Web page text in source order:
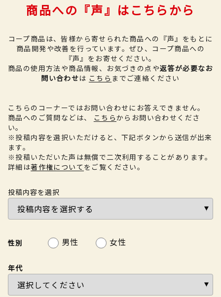
商品への『声』はこちらから
コープ商品は、皆様から寄せられた商品への『声』をもとに
商品開発や改善を行っています。 ぜひ、コープ商品への
『声』をお寄せください。
商品の使用方法や商品情報、お気づきの点や返答が必要なお
問い合わせは こちら までご連絡ください
こちらのコーナーではお問い合わせにお答えできません。
商品へのご質問などは、
こちらからお問い合わせくださ
い。
※投稿内容を選択いただけると、下記ボタンから送信が出来
ます。
※投稿いただいた声は無償で二次利用することがあります。
詳細は著作権について をご覧ください。
投稿内容を選択
性別 男性 女性
年代